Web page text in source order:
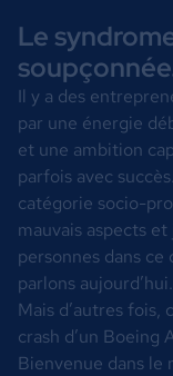
Le
Il y a des
par une énergie
et une ambition
parfois avec
catégorie socio-
mauvais aspects et
personnes dans ce
parlons aujourd’hui.
Mais d’autres
crash d’un
Bienvenue dans le